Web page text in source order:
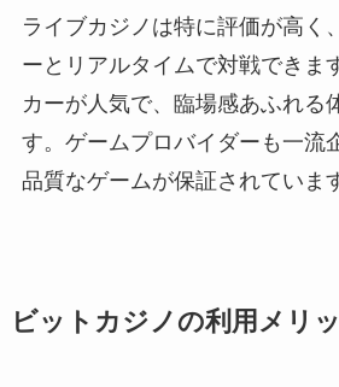
ライブカジノは特に評価が高く
ーとリアルタイムで対戦できま
カーが人気で、臨場感あふれる
す。ゲームプロバイダーも一流
品質なゲームが保証されていま
ビットカジノの利用メリ